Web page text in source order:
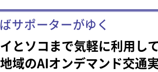
サポーターがゆく
とソコまで気軽に利用し
域のAIオンデマンド交通